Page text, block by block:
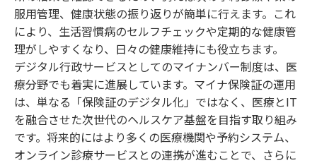
服用管理、健康状態の振り返りが簡単に行えます。これ
により、生活習慣病のセルフチェックや定期的な健康管
理がしやすくなり、日々の健康維持にも役立ちます。
デジタル行政サービスとしてのマイナンバー制度は、医
療分野でも着実に進展しています。マイナ保険証の運用
は、単なる「保険証のデジタル化」ではなく、医療とIT
を融合させた次世代のヘルスケア基盤を目指す取り組み
です。将来的にはより多くの医療機関や予約システム、
オンライン診療サービスとの連携が進むことで、さらに